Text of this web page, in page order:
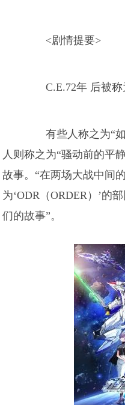
<剧情提要>
C.E.72年 后被称
有些人称之为“如
人则称之为“骚动前的平
故事。“在两场大战中间
为‘ODR（ORDER）’的
们的故事”。